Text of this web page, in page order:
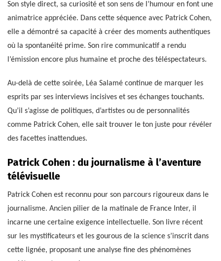
Son style direct, sa curiosité et son sens de l’humour en font une
animatrice appréciée. Dans cette séquence avec Patrick Cohen,
elle a démontré sa capacité à créer des moments authentiques
où la spontanéité prime. Son rire communicatif a rendu
l’émission encore plus humaine et proche des téléspectateurs.
Au-delà de cette soirée, Léa Salamé continue de marquer les
esprits par ses interviews incisives et ses échanges touchants.
Qu’il s’agisse de politiques, d’artistes ou de personnalités
comme Patrick Cohen, elle sait trouver le ton juste pour révéler
des facettes inattendues.
Patrick Cohen : du journalisme à l’aventure
télévisuelle
Patrick Cohen est reconnu pour son parcours rigoureux dans le
journalisme. Ancien pilier de la matinale de France Inter, il
incarne une certaine exigence intellectuelle. Son livre récent
sur les mystificateurs et les gourous de la science s’inscrit dans
cette lignée, proposant une analyse fine des phénomènes